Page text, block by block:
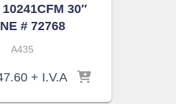
30″
# 72768
A435
+ I.V.A